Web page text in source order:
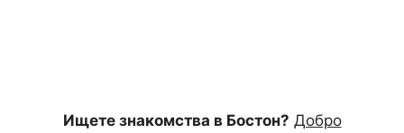
Ищете знакомства в Бостон? Добро